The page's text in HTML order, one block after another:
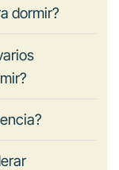
dormir?